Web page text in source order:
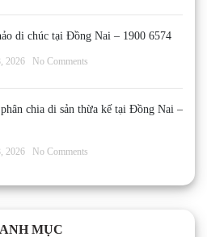
di chúc tại Đồng Nai – 1900 6574
2026 No Comments
chia di sản thừa kế tại Đồng Nai –
2026 No Comments
MỤC